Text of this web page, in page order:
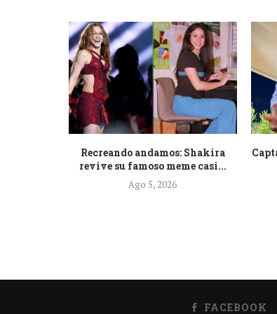
Recreando andamos: Shakira
revive su famoso meme casi...
Ago 5, 2026
FACEBOOK